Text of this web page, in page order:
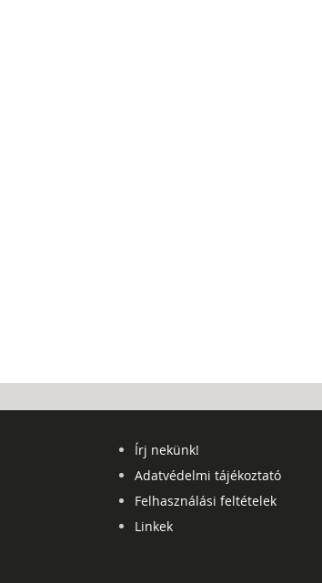
Írj nekünk!
Adatvédelmi tájékoztató
Felhasználási feltételek
Linkek